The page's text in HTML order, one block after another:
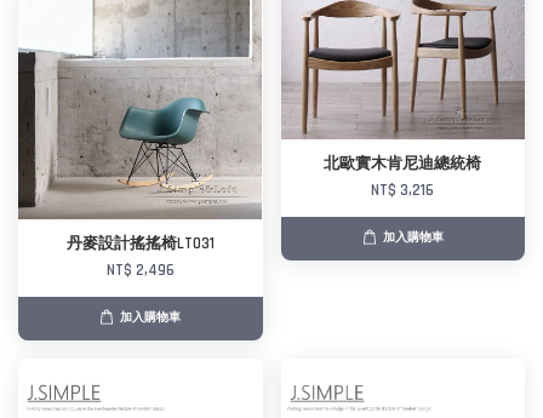
丹麥設計搖搖椅LT031
NT$ 2,496
加入購物車
北歐實木肯尼迪總統椅
NT$ 3,216
加入購物車